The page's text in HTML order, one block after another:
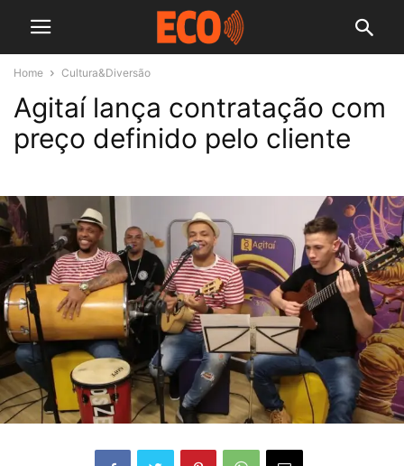
Home Cultura&Diversão
Agitaí lança contratação com
preço definido pelo cliente